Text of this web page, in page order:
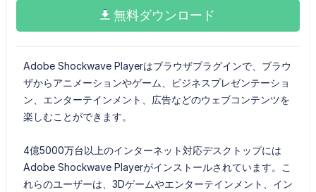
無料ダウンロード
Adobe Shockwave Playerはブラウザプラグインで、ブラウ
ザからアニメーションやゲーム、ビジネスプレゼンテーショ
ン、エンターテインメント、広告などのウェブコンテンツを
楽しむことができます。
4億5000万台以上のインターネット対応デスクトップには
Adobe Shockwave Playerがインストールされています。こ
れらのユーザーは、3Dゲームやエンターテインメント、イン